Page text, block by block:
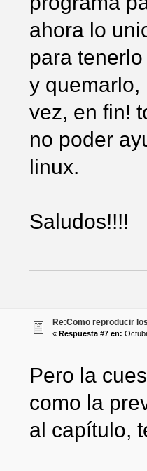
ahora lo
para
y
vez, en fin!
no poder
linux.
Saludos!!!!
Re:Como reproducir
« Respuesta #7 en:
Pero la
como la
al capítulo,